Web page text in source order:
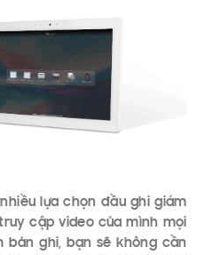
lựa chọn đầu ghi giám
cập video của mình mọi
bản ghi, bạn sẽ không cần